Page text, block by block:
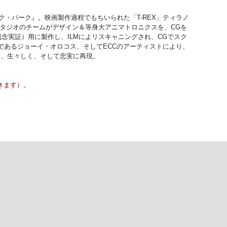
パーク』。映画製作過程でもちいられた「T-REX」ティラノ
ジオのチームがデザイン＆等身大アニマトロニクスを、CGを
実証）用に製作し、ILMによリスキャニングされ、CGでスク
るジョーイ・オロコス、そしてECCのアーティストにより、
生々しく、そして忠実に再現。
す）。